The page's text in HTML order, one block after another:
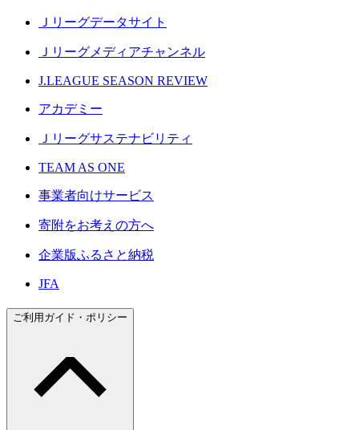
Ｊリーグデータサイト
Ｊリーグメディアチャンネル
J.LEAGUE SEASON REVIEW
アカデミー
Ｊリーグサステナビリティ
TEAM AS ONE
事業者向けサービス
寄附をお考えの方へ
企業版ふるさと納税
JFA
ご利用ガイド・ポリシー